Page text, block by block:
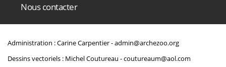
Nous contacter
Administration : Carine Carpentier -admin@archezoo.org
Dessins vectoriels : Michel Coutureau -coutureaum@aol.com